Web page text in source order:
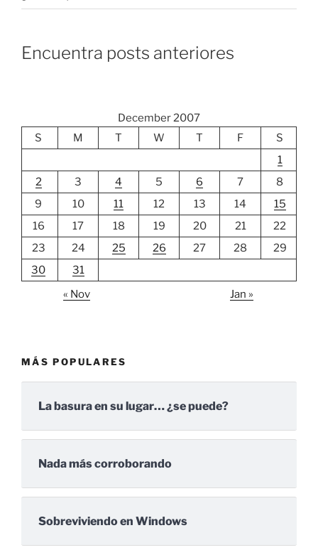
Encuentra posts anteriores
December 2007
S
M T W T F
S
1
2
3 4 5 6 7
8
9
10 11 12 13 14
15
16
17 18 19 20 21
22
23
24 25 26 27 28
29
30
31
« Nov
Jan »
MÁS POPULARES
La basura en su lugar… ¿se puede?
Nada más corroborando
Sobreviviendo en Windows